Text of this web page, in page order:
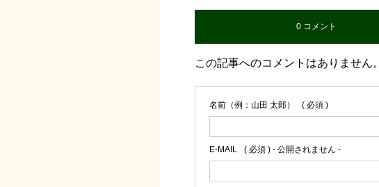
0 コメント
この記事へのコメントはありません。
名前（例：山田 太郎） ( 必須 )
E-MAIL ( 必須 ) - 公開されません -